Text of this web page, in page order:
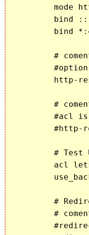
mode
bind
#http-
# Test